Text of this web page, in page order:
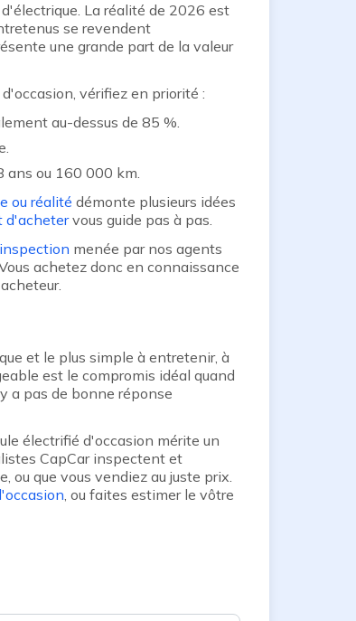
La réalité de 2026 est
se revendent
une grande part de la valeur
vérifiez en priorité :
au-dessus de 85 %.
ans ou 160 000 km.
ou réalité démonte plusieurs idées
d'achetervous guide pas à pas.
menée par nos agents
achetez donc en connaissance
et le plus simple à entretenir, à
est le compromis idéal quand
a pas de bonne réponse
électrifié d'occasion mérite un
CapCar inspectent et
ou que vous vendiez au juste prix.
, ou faites estimer le vôtre